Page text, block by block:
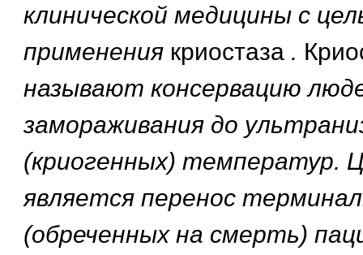
клинической медицины с
применения криостаза .
называют консервацию
замораживания до
(криогенных) температур.
является перенос
(обреченных на смерть)